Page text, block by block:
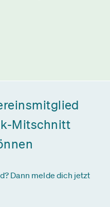
Mitschnitt
Dann melde dich jetzt